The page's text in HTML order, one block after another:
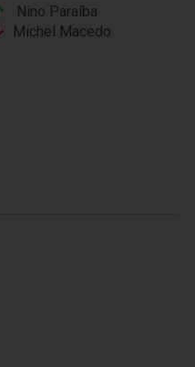
Nino Paraíba
Michel Macedo